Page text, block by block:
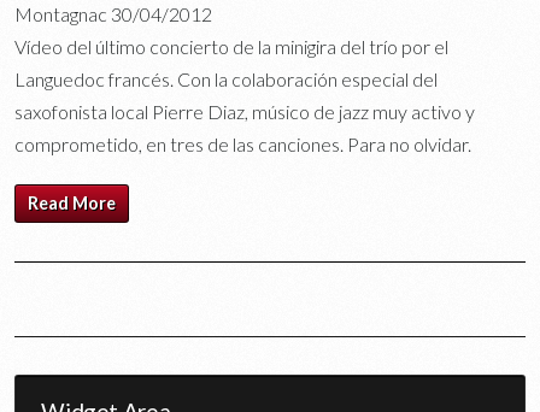
Montagnac 30/04/2012
Vídeo del último concierto de la minigira del trío por el
Languedoc francés. Con la colaboración especial del
saxofonista local Pierre Diaz, músico de jazz muy activo y
comprometido, en tres de las canciones. Para no olvidar.
Read More